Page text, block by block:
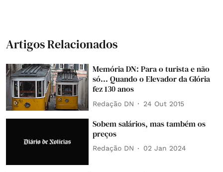
Artigos Relacionados
Memória DN: Para o turista e não
só... Quando o Elevador da Glória
fez 130 anos
Redação DN 24 Out 2015
Sobem salários, mas também os
preços
Redação DN 02 Jan 2024